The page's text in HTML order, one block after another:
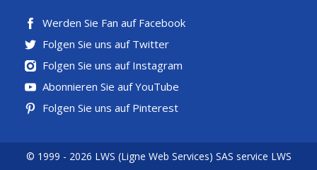
Werden Sie Fan auf Facebook
Folgen Sie uns auf Twitter
Folgen Sie uns auf Instagram
Abonnieren Sie auf YouTube
Folgen Sie uns auf Pinterest
© 1999 - 2026 LWS (Ligne Web Services) SAS service LWS